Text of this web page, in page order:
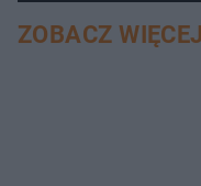
ZOBACZ WIĘCEJ